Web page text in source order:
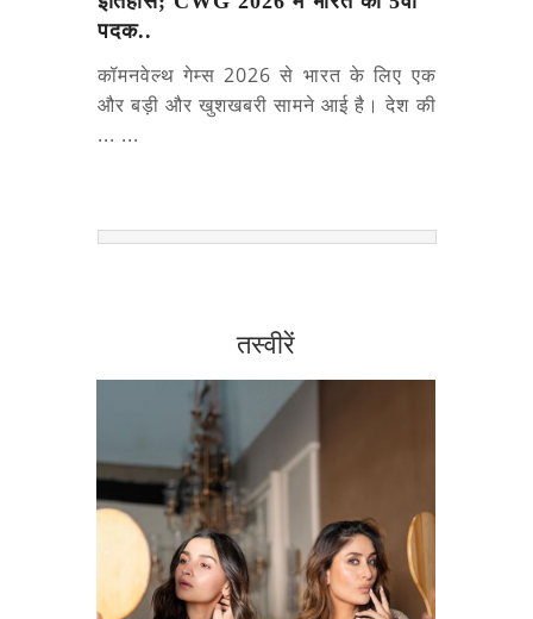
पदक..
कॉमनवेल्थ गेम्स 2026 से भारत के लिए एक
और बड़ी और खुशखबरी सामने आई है। देश की
... ...
तस्वीरें